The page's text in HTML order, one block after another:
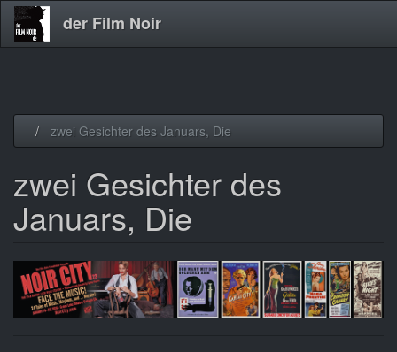
der Film Noir
zwei Gesichter des Januars, Die
zwei Gesichter des
Januars, Die